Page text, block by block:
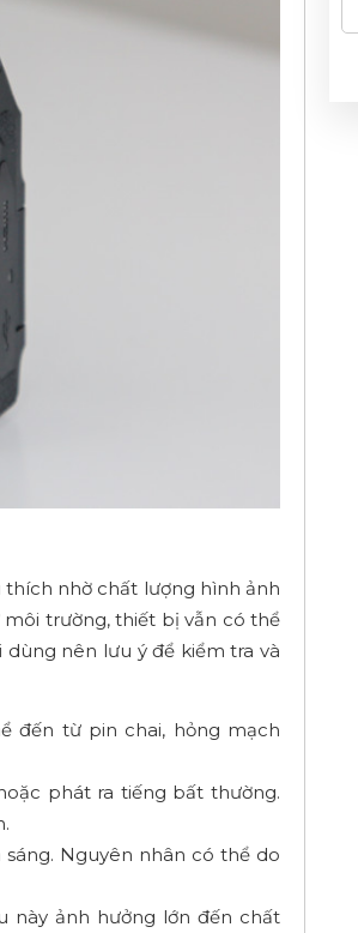
thích nhờ chất lượng hình ảnh
trường, thiết bị vẫn có thể
nên lưu ý để kiểm tra và
đến từ pin chai, hỏng mạch
phát ra tiếng bất thường.
Nguyên nhân có thể do
này ảnh hưởng lớn đến chất